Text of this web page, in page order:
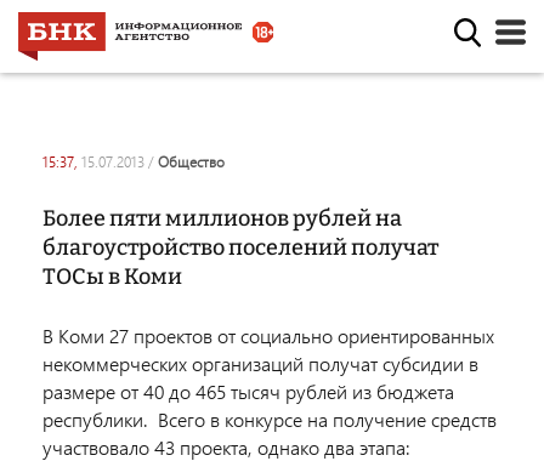
15:37, 15.07.2013 / общество
Более пяти миллионов рублей на
благоустройство поселений получат
ТОСы в Коми
В Коми 27 проектов от социально ориентированных
некоммерческих организаций получат субсидии в
размере от 40 до 465 тысяч рублей из бюджета
республики. Всего в конкурсе на получение средств
участвовало 43 проекта, однако два этапа: